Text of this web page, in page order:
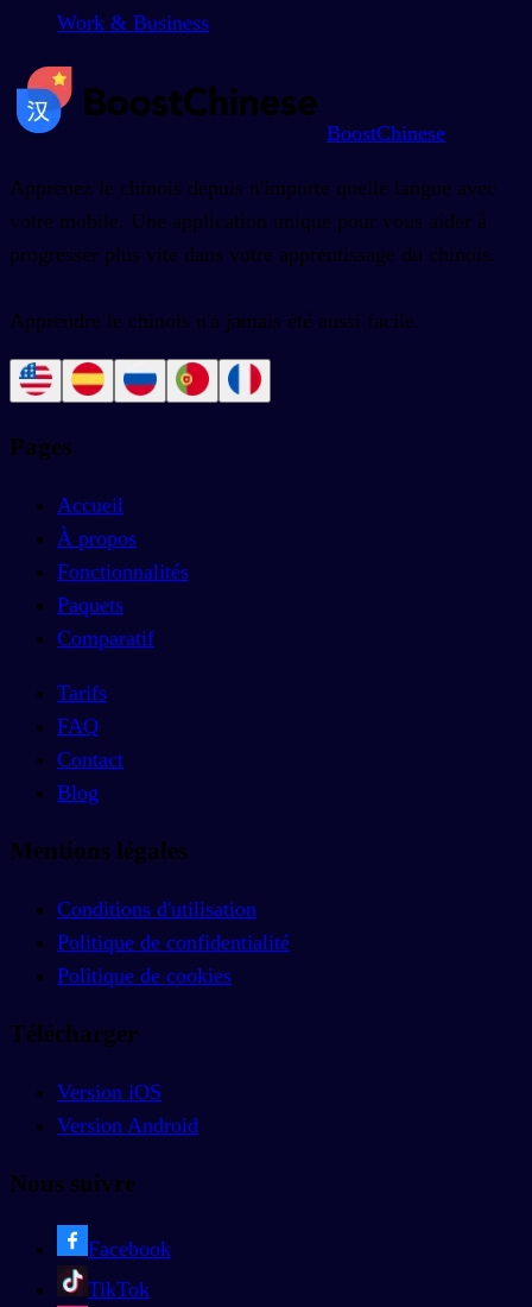
Work & Business
BoostChinese
Apprenez le chinois depuis n'importe quelle langue avec
votre mobile. Une application unique pour vous aider à
progresser plus vite dans votre apprentissage du chinois.
Apprendre le chinois n'a jamais été aussi facile.
Pages
Accueil
À propos
Fonctionnalités
Paquets
Comparatif
Tarifs
FAQ
Contact
Blog
Mentions légales
Conditions d'utilisation
Politique de confidentialité
Politique de cookies
Télécharger
Version iOS
Version Android
Nous suivre
Facebook
TikTok